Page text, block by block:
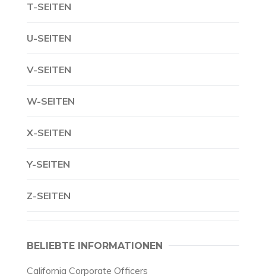
T-SEITEN
U-SEITEN
V-SEITEN
W-SEITEN
X-SEITEN
Y-SEITEN
Z-SEITEN
BELIEBTE INFORMATIONEN
California Corporate Officers